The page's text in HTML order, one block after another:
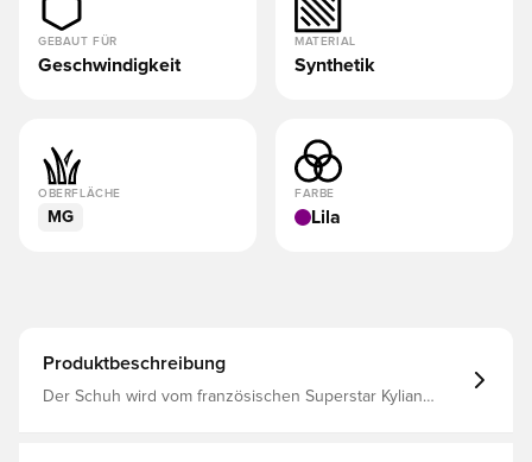
GEBAUT FÜR
Geschwindigkeit
MATERIAL
Synthetik
OBERFLÄCHE
MG
FARBE
Lila
Produktbeschreibung
Der Schuh wird vom französischen Superstar Kylian